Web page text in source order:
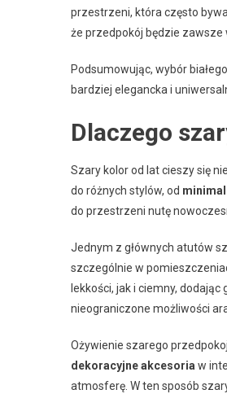
przestrzeni, która często
że przedpokój będzie zawsze
Podsumowując, wybór
bardziej elegancka i
Dlaczego
Szary kolor od lat cieszy się
do różnych stylów, od
do przestrzeni nutę
Jednym z głównych atutów
szczególnie w
lekkości, jak i ciemny,
nieograniczone możliwości
Ożywienie szarego
dekoracyjne akcesoria w
atmosferę. W ten sposób